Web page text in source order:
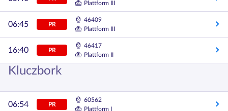
Plattform III
06:45 PR
46409
Plattform III
16:40 PR
46417
Plattform II
Kluczbork
06:54 PR
60562
Plattform I